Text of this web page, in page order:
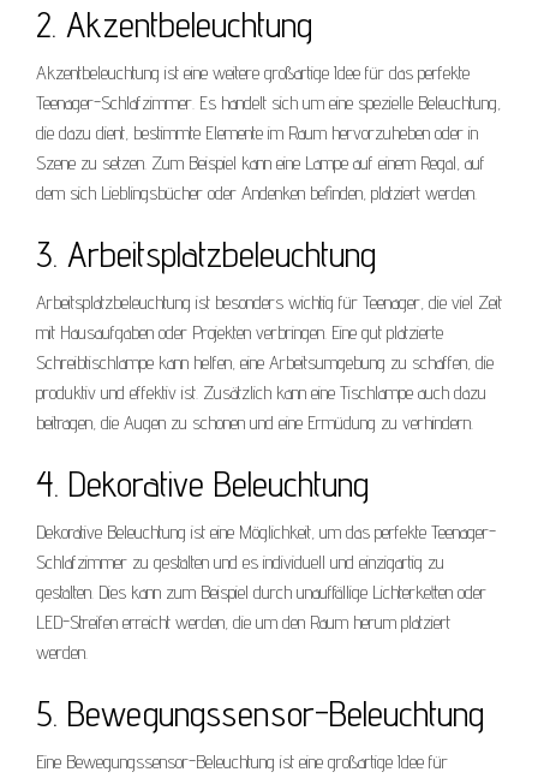
2. Akzentbeleuchtung
Akzentbeleuchtung ist eine weitere großartige Idee für das perfekte
Teenager-Schlafzimmer. Es handelt sich um eine spezielle Beleuchtung,
die dazu dient, bestimmte Elemente im Raum hervorzuheben oder in
Szene zu setzen. Zum Beispiel kann eine Lampe auf einem Regal, auf
dem sich Lieblingsbücher oder Andenken befinden, platziert werden.
3. Arbeitsplatzbeleuchtung
Arbeitsplatzbeleuchtung ist besonders wichtig für Teenager, die viel Zeit
mit Hausaufgaben oder Projekten verbringen. Eine gut platzierte
Schreibtischlampe kann helfen, eine Arbeitsumgebung zu schaffen, die
produktiv und effektiv ist. Zusätzlich kann eine Tischlampe auch dazu
beitragen, die Augen zu schonen und eine Ermüdung zu verhindern.
4. Dekorative Beleuchtung
Dekorative Beleuchtung ist eine Möglichkeit, um das perfekte Teenager-
Schlafzimmer zu gestalten und es individuell und einzigartig zu
gestalten. Dies kann zum Beispiel durch unauffällige Lichterketten oder
LED-Streifen erreicht werden, die um den Raum herum platziert
werden.
5. Bewegungssensor-Beleuchtung
Eine Bewegungssensor-Beleuchtung ist eine großartige Idee für